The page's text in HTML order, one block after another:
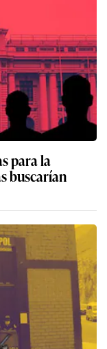
para la
buscarían